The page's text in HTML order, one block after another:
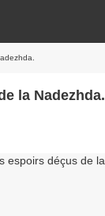
la Nadezhda.